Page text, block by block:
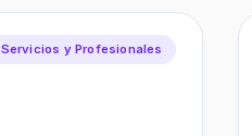
Servicios y Profesionales